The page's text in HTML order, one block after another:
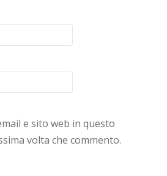
e sito web in questo
volta che commento.